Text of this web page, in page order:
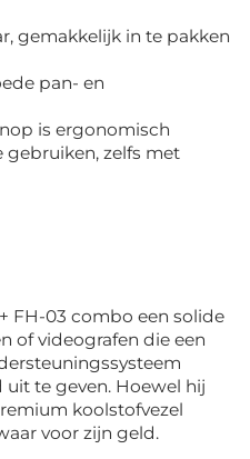
gemakkelijk in te pakken
pan- en
is ergonomisch
zelfs met
FH-03 combo een solide
of videografen die een
te geven. Hoewel hij
koolstofvezel
voor zijn geld.